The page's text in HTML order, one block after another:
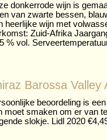
donkerrode wijn is
van zwarte bessen,
heerlijke wijn met
Zuid-Afrika
% vol.
Barossa Valley
beoordeling is
moet smaken om er van
slokje. Lidl 2020